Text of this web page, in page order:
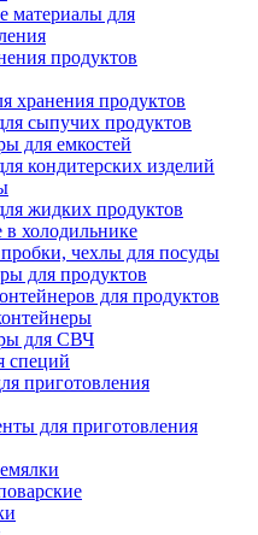
материалы для
продуктов
хранения продуктов
сыпучих продуктов
для емкостей
кондитерских изделий
жидких продуктов
в холодильнике
чехлы для посуды
для продуктов
для продуктов
для СВЧ
специй
приготовления
для приготовления